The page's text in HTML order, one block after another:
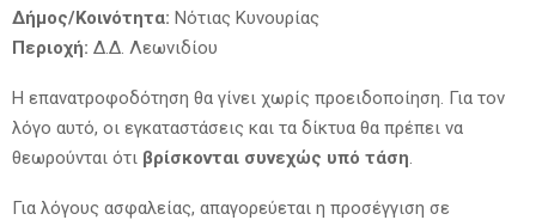
Δήμος/Κοινότητα: Νότιας Κυνουρίας
Περιοχή: Δ.Δ. Λεωνιδίου
Η επανατροφοδότηση θα γίνει χωρίς προειδοποίηση. Για τον
λόγο αυτό, οι εγκαταστάσεις και τα δίκτυα θα πρέπει να
θεωρούνται ότι βρίσκονται συνεχώς υπό τάση
Για λόγους ασφαλείας, απαγορεύεται η προσέγγιση σε